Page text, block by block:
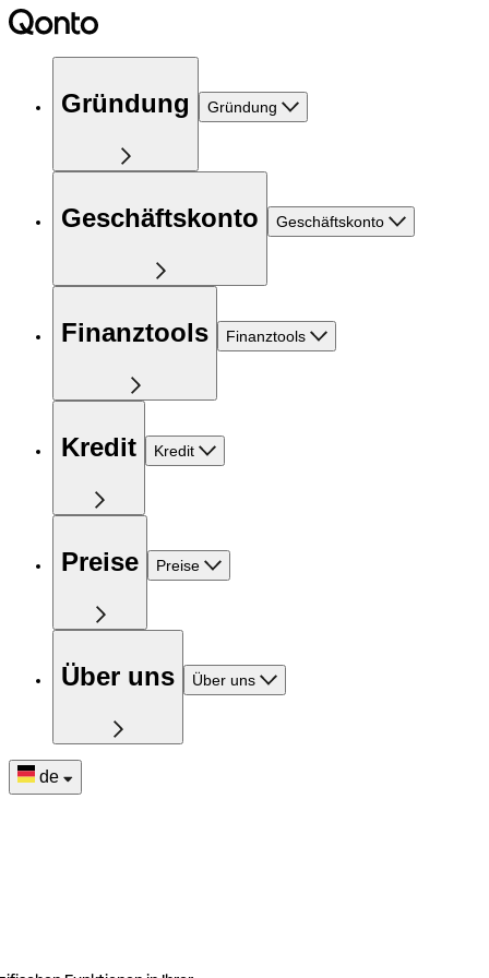
Gründung Gründung
Geschäftskonto Geschäftskonto
Finanztools Finanztools
Kredit Kredit
Preise Preise
Über uns Über uns
de